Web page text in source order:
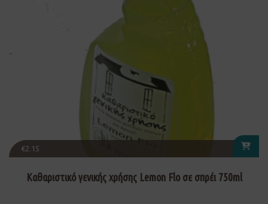
€2.15
Καθαριστικό γενικής χρήσης Lemon Flo σε σπρέι 750ml